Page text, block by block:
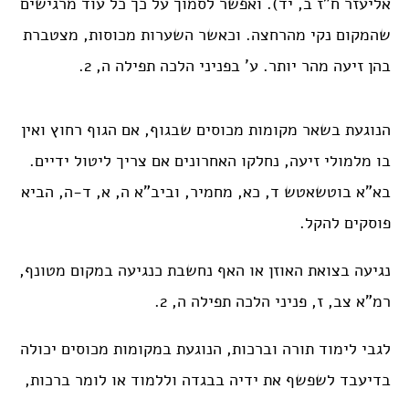
שהמקום נקי מהרחצה. וכאשר השערות מכוסות, מצטברת
בהן זיעה מהר יותר. ע’ בפניני הלכה תפילה ה, 2.
הנוגעת בשאר מקומות מכוסים שבגוף, אם הגוף רחוץ ואין
בו מלמולי זיעה, נחלקו האחרונים אם צריך ליטול ידיים.
בא”א בוטשאטש ד, כא, מחמיר, וביב”א ה, א, ד-ה, הביא
פוסקים להקל.
נגיעה בצואת האוזן או האף נחשבת כנגיעה במקום מטונף,
רמ”א צב, ז, פניני הלכה תפילה ה, 2.
לגבי לימוד תורה וברכות, הנוגעת במקומות מכוסים יכולה
בדיעבד לשפשף את ידיה בבגדה וללמוד או לומר ברכות,